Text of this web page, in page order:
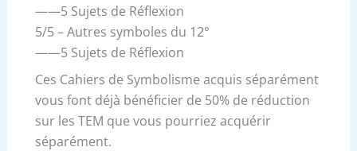
——5 Sujets de Réflexion
5/5 – Autres symboles du 12°
——5 Sujets de Réflexion
Ces Cahiers de Symbolisme acquis séparément
vous font déjà bénéficier de 50% de réduction
sur les TEM que vous pourriez acquérir
séparément.